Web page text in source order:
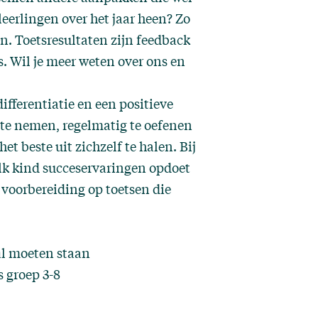
over het jaar heen? Zo
Toetsresultaten zijn feedback
Wil je meer wetenover onsen
en een positieve
nemen, regelmatig te oefenen
beste uit zichzelf te halen. Bij
kind succeservaringen opdoet
op toetsen die
moeten staan
3-8